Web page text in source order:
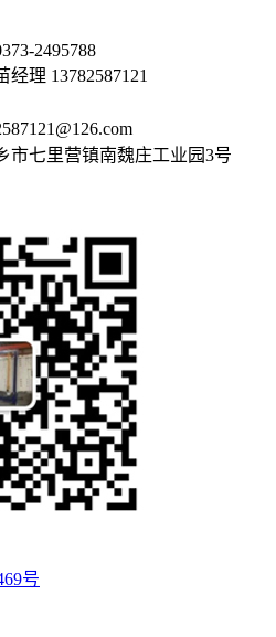
2495788
13782587121
里营镇南魏庄工业园3号
号